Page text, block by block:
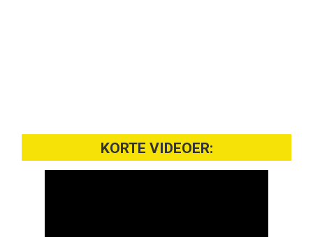
KORTE VIDEOER: